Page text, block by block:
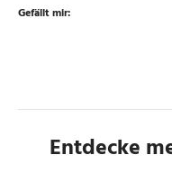
Gefällt mir:
Entdecke